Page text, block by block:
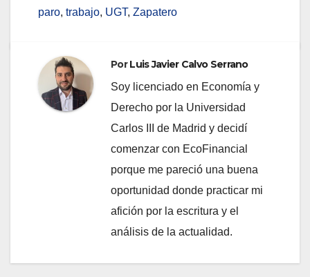
paro, trabajo, UGT, Zapatero
PorLuis Javier Calvo Serrano
Soy licenciado en Economía y
Derecho por la Universidad
Carlos III de Madrid y decidí
comenzar con EcoFinancial
porque me pareció una buena
oportunidad donde practicar mi
afición por la escritura y el
análisis de la actualidad.